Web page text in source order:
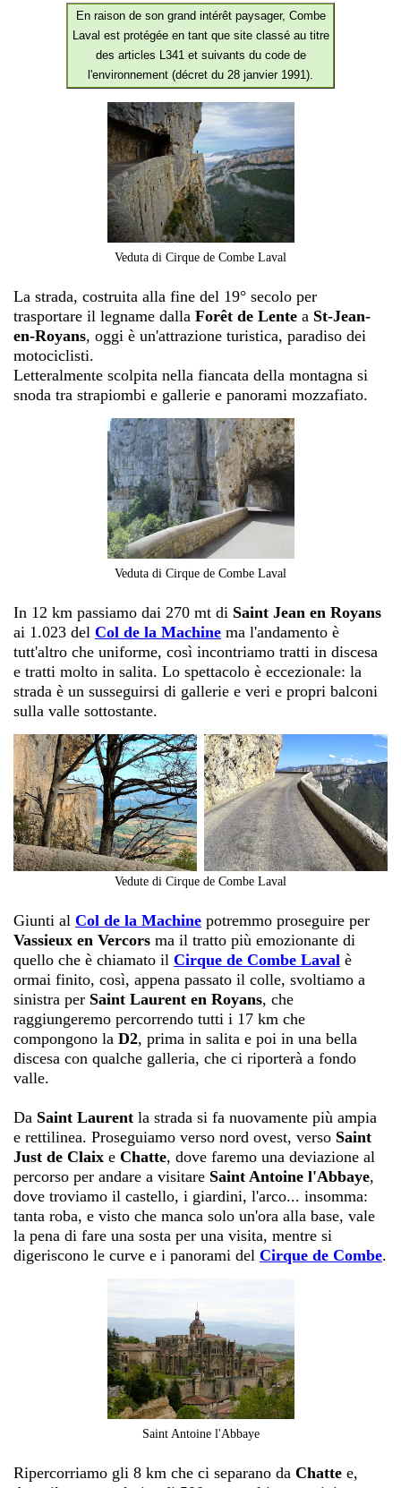
En raison de son grand intérêt paysager, Combe
Laval est protégée en tant que site classé au titre
des articles L341 et suivants du code de
l'environnement (décret du 28 janvier 1991).
Veduta di Cirque de Combe Laval
La strada, costruita alla fine del 19° secolo per
trasportare il legname dalla Forêt de Lente a St-Jean-
en-Royans, oggi è un'attrazione turistica, paradiso dei
motociclisti.
Letteralmente scolpita nella fiancata della montagna si
snoda tra strapiombi e gallerie e panorami mozzafiato.
Veduta di Cirque de Combe Laval
In 12 km passiamo dai 270 mt di Saint Jean en Royans
ai 1.023 del Col de la Machine ma l'andamento è
tutt'altro che uniforme, così incontriamo tratti in discesa
e tratti molto in salita. Lo spettacolo è eccezionale: la
strada è un susseguirsi di gallerie e veri e propri balconi
sulla valle sottostante.
Vedute di Cirque de Combe Laval
Giunti al Col de la Machine potremmo proseguire per
Vassieux en Vercors ma il tratto più emozionante di
quello che è chiamato il Cirque de Combe Laval è
ormai finito, così, appena passato il colle, svoltiamo a
sinistra per Saint Laurent en Royans, che
raggiungeremo percorrendo tutti i 17 km che
compongono la D2, prima in salita e poi in una bella
discesa con qualche galleria, che ci riporterà a fondo
valle.
Da Saint Laurent la strada si fa nuovamente più ampia
e rettilinea. Proseguiamo verso nord ovest, verso Saint
Just de Claix e Chatte, dove faremo una deviazione al
percorso per andare a visitare Saint Antoine l'Abbaye,
dove troviamo il castello, i giardini, l'arco... insomma:
tanta roba, e visto che manca solo un'ora alla base, vale
la pena di fare una sosta per una visita, mentre si
digeriscono le curve e i panorami del Cirque de Combe.
Saint Antoine l'Abbaye
Ripercorriamo gli 8 km che ci separano da Chatte e,